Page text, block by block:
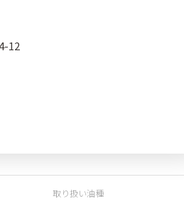
12
取り扱い油種